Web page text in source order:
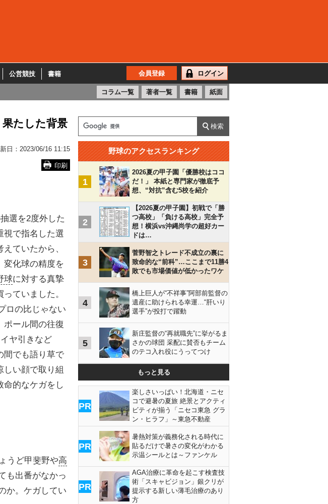
公営競技 書籍 会員登録 ログイン
コラム一覧 著者一覧 書籍 紙面
たした背景
日： 2023/06/16 11:15
印刷
選を2度外した
視で指名した選
ていたから、
変化球の精度を
球に対する真摯
ていました。
ロの比じゃない
ポール間の往復
ヤ引きなど
でも語り草で
しい顔で取り組
命的なケガをし
うど甲斐野や高
も出番がなかっ
か。ケガしてい
野球のアクセスランキング
1
2026夏の甲子園「優勝校はココ
だ！」 本紙と専門家が徹底予
想、“対抗”含む5校を紹介
2
【2026夏の甲子園】初戦で「勝
つ高校」「負ける高校」完全予
想！横浜vs沖縄尚学の超好カー
ドは…
3
菅野智之トレード不成立の裏に
致命的な“前科”…ここまで11勝4
敗でも市場価値が低かったワケ
4
橋上巨人が“不祥事”阿部前監督の
遺産に助けられる幸運…“肝いり
選手”が投打で躍動
5
新庄監督の“再就職先”に挙がるま
さかの球団 采配に賛否もチーム
のテコ入れ役にうってつけ
もっと見る
PR
楽しさいっぱい！北海道・ニセ
コで避暑の夏旅 絶景とアクティ
ビティが揃う「ニセコ東急 グラ
ン・ヒラフ」～東急不動産
PR
暑熱対策が義務化される時代に
貼るだけで暑さの変化がわかる
示温シールとは～ファンケル
PR
AGA治療に革命を起こす検査技
術「スキャビジョン」銀クリが
提示する新しい薄毛治療のあり
方